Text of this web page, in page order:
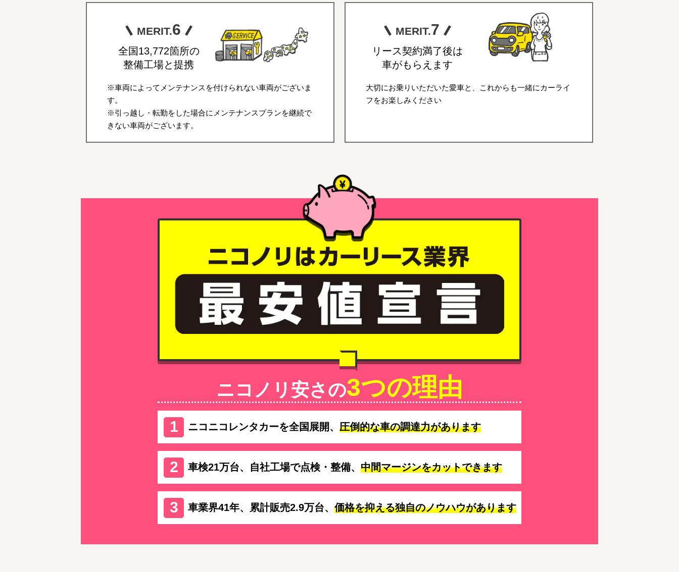
MERIT.6
全国13,772箇所の
整備工場と提携
※車両によってメンテナンスを付けられない車両がございま
す。
※引っ越し・転勤をした場合にメンテナンスプランを継続で
きない車両がございます。
MERIT.7
リース契約満了後は
車がもらえます
大切にお乗りいただいた愛車と、これからも一緒にカーライ
フをお楽しみください
ニコノリ安さの3つの理由
ニコニコレンタカーを全国展開、 圧倒的な車の調達力があります
車検21万台、自社工場で点検・整備、 中間マージンをカットできます
車業界41年、累計販売2.9万台、 価格を抑える独自のノウハウがあります